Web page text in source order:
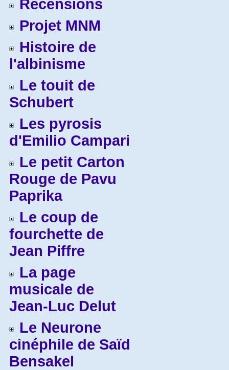
Recensions
Projet MNM
Histoire de
l'albinisme
Le touit de
Schubert
Les pyrosis
d'Emilio Campari
Le petit Carton
Rouge de Pavu
Paprika
Le coup de
fourchette de
Jean Piffre
La page
musicale de
Jean-Luc Delut
Le Neurone
cinéphile de Saïd
Bensakel